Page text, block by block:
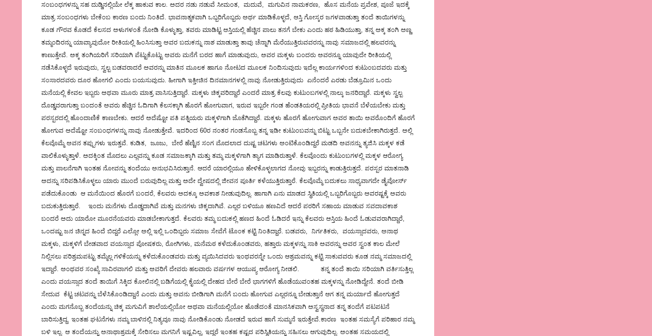
ಸಂಬಂಧಗಳನ್ನು ಸಹ ದುಡ್ಡಿನಲ್ಲಿಯೇ ಲೆಕ್ಕ ಹಾಕುವ ಕಾಲ. ಅದರ ನಡು ನಡುವೆ ಸೀಮಂತ, ಮದುವೆ, ಮಗುವಿನ ನಾಮಕರಣ, ಹೊಸ ಮನೆಯ ಪ್ರವೇಶ, ಪೂಜೆ ಇದಕ್ಕೆ
ಮಾತ್ರ ಸಂಬಂಧಗಳು ಬೇಕೆಂಬ ಕಾರಣ ಬಂದು ನಿಂತಿದೆ. ಭಾವನಾತ್ಮಕವಾಗಿ ಒಬ್ಬರಿಗೊಬ್ಬರು ಅರ್ಥ ಮಾಡಿಕೊಳ್ಳದೆ, ಆಸ್ತಿ ಗೋಸ್ಕರ ಜಗಳವಾಡುತ್ತಾ ತಂದೆ ತಾಯಿಗಳನ್ನು
ಕೂಡ ಗೌರವ ಕೊಡದೆ ಕೆಲಸದ ಅಳುಗಳಂತೆ ನೋಡಿ ಕೊಳ್ಳುತ್ತಾ, ತವರು ಮಾಡಿಟ್ಟ ಆಸ್ತಿಯಲ್ಲಿ ಹೆಚ್ಚಿನ ಪಾಲು ತನಗೆ ಬೇಕು ಎಂದು ಹಠ ಹಿಡಿಯುತ್ತಾ, ತನ್ನ ಅಕ್ಕ ತಂಗಿ ಅಣ್ಣ
ತಮ್ಮಂದಿರನ್ನು ಯಾವ್ಯಾವುದೋ ರೀತಿಯಲ್ಲಿ ಹಿಂಸಿಸುತ್ತಾ ಅವರ ಬದುಕನ್ನು ನಾಶ ಮಾಡುತ್ತಾ ತಾವು ಚೆನ್ನಾಗಿ ಮೆರೆಯುತ್ತಿರುವವರನ್ನು ನಾವು ಸಮಾಜದಲ್ಲಿ ಹಲವರನ್ನು
ಕಾಣುತ್ತೇವೆ. ಅಕ್ಕ ತಂಗಿಯರಿಗೆ ಸರಿಯಾಗಿ ಪೆಟ್ಟುಕೊಟ್ಟು ಅವರು ಮನೆಗೆ ಬರದ ಹಾಗೆ ಮಾಡುವುದು, ಅವರ ಮಕ್ಕಳು ಬಂದರು ಅವರನ್ನೂ ಯಾವುದೇ ರೀತಿಯಲ್ಲಿ
ನಡೆಸಿಕೊಳ್ಳದೆ ಇರುವುದು, ಸ್ವಲ್ಪ ಬಡವರಾದರೆ ಅವರನ್ನು ಮಾತಿನ ಮೂಲಕ ಹಾಗೂ ನೋಟದ ಮೂಲಕ ನಿಂದಿಸುವುದು ಇದೆಲ್ಲ ಕಾರ್ಯಗಳಿಂದ ಕುಟುಂಬದವರು ಮತ್ತು
ಸಂಸಾರದವರು ದೂರ ಹೋಗಲಿ ಎಂದು ಬಯಸುವುದು. ಹೀಗಾಗಿ ಇತ್ತೀಚಿನ ದಿನಮಾನಗಳಲ್ಲಿ ನಾವು ನೋಡುತ್ತಿರುವುದು ಏನೆಂದರೆ ಎರಡು ಬೆಡ್ರೂಮಿನ ಒಂದು
ಮನೆಯಲ್ಲಿ ಕೇವಲ ಇಬ್ಬರು ಅಥವಾ ಮೂರು ಮಾತ್ರ ವಾಸಿಸುತ್ತಿದ್ದಾರೆ. ಮಕ್ಕಳು ಚಿಕ್ಕವರಿದ್ದಾರೆ ಎಂದರೆ ಮಾತ್ರ ಕೆಲವು ಕುಟುಂಬಗಳಲ್ಲಿ ನಾಲ್ಕು ಜನರಿದ್ದಾರೆ. ಮಕ್ಕಳು ಸ್ವಲ್ಪ
ದೊಡ್ಡವರಾಗುತ್ತಾ ಬಂದಂತೆ ಅವರು ಹೆಚ್ಚಿನ ಓದಿಗಾಗಿ ಕೆಲಸಕ್ಕಾಗಿ ಹೊರಗೆ ಹೋಗುವಾಗ, ಇರುವ ಇಬ್ಬರೇ ಗಂಡ ಹೆಂಡತಿಯರಲ್ಲಿ ಪ್ರೀತಿಯ ಭಾವನೆ ಬೆಳೆಯಬೇಕು ಮತ್ತು
ಪರಸ್ಪರದಲ್ಲಿ ಹೊಂದಾಣಿಕೆ ಕಾಣಬೇಕು. ಆದರೆ ಅದೆಷ್ಟೋ ಪತಿ ಪತ್ನಿಯರು ಮಕ್ಕಳಿಗಾಗಿ ಜೊತೆಗಿದ್ದಾರೆ. ಮಕ್ಕಳು ಹೊರಗೆ ಹೋಗುವಾಗ ಅವರ ತಾಯಿ ಅವರೊಂದಿಗೆ ಹೊರಗೆ
ಹೋಗುವ ಅದೆಷ್ಟೋ ಸಂಬಂಧಗಳನ್ನು ನಾವು ನೋಡುತ್ತೇವೆ. ಇದರಿಂದ 60ರ ನಂತರ ಗಂಡಸೊಬ್ಬ ತನ್ನ ಇಡೀ ಕುಟುಂಬವನ್ನು ಬಿಟ್ಟು ಒಬ್ಬನೇ ಬದುಕಬೇಕಾಗಿರುತ್ತದೆ. ಅಲ್ಲಿ
ಕೆಲವೊಮ್ಮೆ ಅವನ ತಪ್ಪುಗಳು ಇರುತ್ತವೆ. ಕುಡಿತ, ಜೂಜು, ಬೇರೆ ಹೆಣ್ಣಿನ ಸಂಗ ಮೊದಲಾದ ದುಷ್ಟ ಚಟಗಳು ಅಂಟಿಕೊಂಡಿದ್ದರೆ ಮಡದಿ ಅವನನ್ನು ತ್ಯಜಿಸಿ ಮಕ್ಕಳ ಕಡೆ
ವಾಲಿಕೊಳ್ಳುತ್ತಾಳೆ. ಅದಕ್ಕಿಂತ ಮೊದಲು ಎಲ್ಲವನ್ನು ಕೂಡ ಸಮಾಜಕ್ಕಾಗಿ ಮತ್ತು ತಮ್ಮ ಮಕ್ಕಳಿಗಾಗಿ ತ್ಯಾಗ ಮಾಡಿರುತ್ತಾಳೆ. ಕೆಲವೊಂದು ಕುಟುಂಬಗಳಲ್ಲಿ ಮಕ್ಕಳ ಆರೋಗ್ಯ
ಮತ್ತು ಪಾಲನೆಗಾಗಿ ಇಂತಹ ನೋವನ್ನು ತಂದೆಯು ಅನುಭವಿಸಿರುತ್ತಾನೆ. ಆದರೆ ಯಾರಲ್ಲಿಯೂ ಹೇಳಿಕೊಳ್ಳಲಾಗದ ನೋವು ಇಬ್ಬರನ್ನು ಕಾಡುತ್ತಿರುತ್ತದೆ. ಪರಸ್ಪರ ಮಾತನಾಡಿ
ಅದನ್ನು ಸರಿಪಡಿಸಿಕೊಳ್ಳಲು ಯಾರು ಮುಂದೆ ಬರುವುದಿಲ್ಲ ಮತ್ತು ಅದೇ ದ್ವೇಷದಲ್ಲಿ ಜೀವನ ಪೂರ್ತಿ ಕಳೆಯುತ್ತಿರುತ್ತಾರೆ. ಕೆಲವೊಮ್ಮೆ ಬದುಕಲು ಸಾಧ್ಯವಾಗದೇ ಡೈವೋರ್ಸ್
ಪಡೆದುಕೊಂಡು ಆ ಮನೆಯಿಂದ ಹೊರಗೆ ಬಂದರೆ, ಕೆಲವರು ಅದಕ್ಕೂ ಅವಕಾಶ ನೀಡುವುದಿಲ್ಲ. ಹಾಗಾಗಿ ಏನು ಮಾಡದ ಸ್ಥಿತಿಯಲ್ಲಿ ಒಬ್ಬರಿಗೊಬ್ಬರು ಅವರಷ್ಟಕ್ಕೆ ಅವರು
ಬದುಕುತ್ತಿರುತ್ತಾರೆ. ಇಂದು ಮನೆಗಳು ದೊಡ್ಡದಾಗಿವೆ ಮತ್ತು ಮನಗಳು ಚಿಕ್ಕದಾಗಿವೆ. ಎಲ್ಲರ ಬಳಿಯೂ ಹಣವಿದೆ ಆದರೆ ಪರರಿಗೆ ಸಹಾಯ ಮಾಡುವ ಸವದಾವಕಾಶ
ಬಂದರೆ ಅದು ಯಾರೋ ಮೂರನೆಯವರು ಮಾಡಬೇಕಾಗುತ್ತದೆ. ಕೆಲವರು ತಮ್ಮ ಬದುಕಲ್ಲಿ ಹಣದ ಹಿಂದೆ ಓಡಿದರೆ ಇನ್ನು ಕೆಲವರು ಆಸ್ತಿಯ ಹಿಂದೆ ಓಡುವವರಾಗಿದ್ದಾರೆ,
ಒಂದಷ್ಟು ಜನ ಚಿನ್ನದ ಹಿಂದೆ ಬಿದ್ದರೆ ಎಲ್ಲೋ ಅಲ್ಲಿ ಇಲ್ಲಿ ಒಂದಿಬ್ಬರು ಸಮಾಜ ಸೇವೆಗೆ ಟೊಂಕ ಕಟ್ಟಿ ನಿಂತಿದ್ದಾರೆ. ಬಡವರು, ನಿರ್ಗತಿಕರು, ವಯಸ್ಸಾದವರು, ಅನಾಥ
ಮಕ್ಕಳು, ಮಕ್ಕಳಿಗೆ ಬೇಡವಾದ ವಯಸ್ಸಾದ ಪೋಷಕರು, ರೋಗಿಗಳು, ಮನೆಮಠ ಕಳೆದುಕೊಂಡವರು, ಹತ್ತಾರು ಮಕ್ಕಳನ್ನು ಸಾಕಿ ಅವರನ್ನು ಅವರ ಸ್ವಂತ ಕಾಲ ಮೇಲೆ
ನಿಲ್ಲಿಸಲು ಪರಿಶ್ರಮಪಟ್ಟು ತಮ್ಮೆಲ್ಲ ಗಳಿಕೆಯನ್ನು ಕಳೆದುಕೊಂಡವರು ಮತ್ತು ವ್ಯಯಿಸಿದವರು ಇಂಥವರನ್ನೇ ಒಂದು ಆಶ್ರಮವನ್ನು ಕಟ್ಟಿ ಸಾಕುವವರು ಕೂಡ ನಮ್ಮ ಸಮಾಜದಲ್ಲಿ
ಇದ್ದಾರೆ. ಅಂಥವರ ಸಂಖ್ಯೆ ಸಾವಿರವಾಗಲಿ ಮತ್ತು ಅವರಿಗೆ ದೇವರು ಹಲವಾರು ವರ್ಷಗಳ ಆಯುಷ್ಯ ಆರೋಗ್ಯ ನೀಡಲಿ. ತನ್ನ ತಂದೆ ತಾಯಿ ಸರಿಯಾಗಿ ವರ್ತಿಸುತ್ತಿಲ್ಲ
ಎಂದು ವಯಸ್ಸಾದ ತಂದೆ ತಾಯಿಗೆ ಸಿಕ್ಕಿದ ಕೋಲಿನಲ್ಲಿ ಬಡಿಗೆಯಲ್ಲಿ ಕೈಯಲ್ಲಿ ದೇಹದ ಬೇರೆ ಬೇರೆ ಭಾಗಗಳಿಗೆ ಹೊಡೆಯುವಂತಹ ಮಕ್ಕಳನ್ನು ನೋಡಿದ್ದೇನೆ. ತಂದೆ ಬೀಡಿ
ಸೇದುವ ಕೆಟ್ಟ ಚಟವನ್ನು ಬೆಳೆಸಿಕೊಂಡಿದ್ದಾನೆ ಎಂದು ಮತ್ತು ಅವನು ಬೀಡಿಗಾಗಿ ಮನೆಗೆ ಬಂದು ಹೋಗುವ ಎಲ್ಲರನ್ನೂ ಬೇಡುತ್ತಾನೆ ಆಗ ತನ್ನ ಮರ್ಯಾದೆ ಹೋಗುತ್ತದೆ
ಎಂದು ಮಗನೊಬ್ಬ ತಂದೆಯನ್ನು ಚಿಕ್ಕ ಮಗುವಿಗೆ ಶಾಲೆಯಲ್ಲಿಯೋ ಅಥವಾ ಮನೆಯಲ್ಲಿಯೋ ಹೊಡೆದಂತೆ ಮಾನಸಿಕವಾಗಿ ಅಸ್ವಸ್ಥನಾದ ತನ್ನ ತಂದೆಗೆ ಪಟಪಟನೆ
ಬಾರಿಸುತ್ತಿದ್ದ. ಇಂತಹ ಘಟನೆಗಳು ನಮ್ಮ ಬಾಳಿನಲ್ಲಿ ನಿತ್ಯವೂ ನಾವು ನೋಡಿಕೊಂಡು ನೋಡದೆ ಇರುವ ಹಾಗೆ ಸುಮ್ಮನೆ ಇರುತ್ತೇವೆ.ಕಾರಣ ಇಂತಹ ಸಮಸ್ಯೆಗೆ ಪರಿಹಾರ ನಮ್ಮ
ಬಳಿ ಇಲ್ಲ. ಆ ತಂದೆಯನ್ನು ಅನಾಥಾಶ್ರಮಕ್ಕೆ ಸೇರಿಸಲು ಮಗನಿಗೆ ಇಷ್ಟವಿಲ್ಲ, ಇದ್ದರೆ ಇಂತಹ ಕಷ್ಟದ ಪರಿಸ್ಥಿತಿಯನ್ನು ಸಹಿಸಲು ಆಗುವುದಿಲ್ಲ. ಅಂತಹ ಸಮಯದಲ್ಲಿ